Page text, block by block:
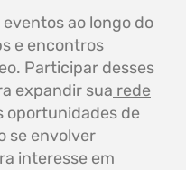
ao longo do
e encontros
Participar desses
expandir sua rede
oportunidades de
se envolver
interesse em